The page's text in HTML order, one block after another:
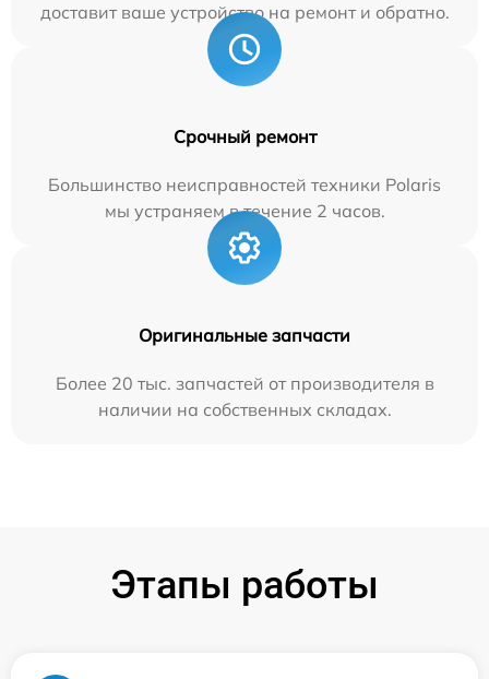
доставит ваше устройство на ремонт и обратно.
Срочный ремонт
Большинство неисправностей техники Polaris
мы устраняем в течение 2 часов.
Оригинальные запчасти
Более 20 тыс. запчастей от производителя в
наличии на собственных складах.
Этапы работы